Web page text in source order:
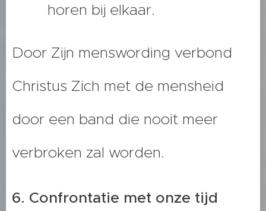
horen bij elkaar.
Door Zijn menswording verbond
Christus Zich met de mensheid
door een band die nooit meer
verbroken zal worden.
6. Confrontatie met onze tijd